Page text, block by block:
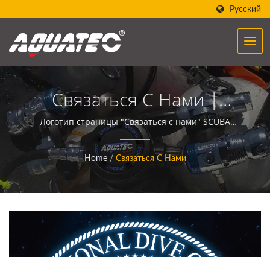
Русский
Связаться С Нами |
Более 40 Лет
Производитель
Снаряжения И
Оборудования Для
Подводного Плавания |
SCUBA AQUATEC
Логотип страницы "Связаться с нами" SCUBA
AQUATECСнаряжение для подводного плавания
AQUATEC создает возможность помочь людям
встретиться и общаться с океаном.
Home / Связаться С Нами